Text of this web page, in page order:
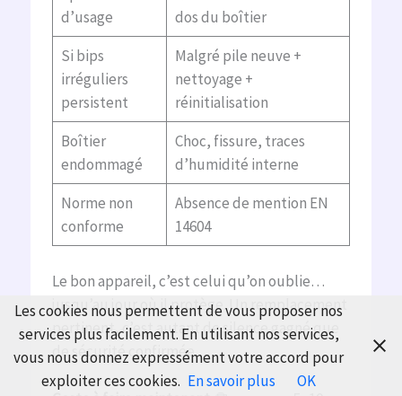
d’usage
dos du boîtier
Si bips
irréguliers
persistent
Malgré pile neuve +
nettoyage +
réinitialisation
Boîtier
endommagé
Choc, fissure, traces
d’humidité interne
Norme non
conforme
Absence de mention EN
14604
Le bon appareil, c’est celui qu’on oublie…
jusqu’au jour où il protège. Un remplacement
pertinent, c’est autant de silence gagné que
de sécurité confirmée.
Les cookies nous permettent de vous proposer nos
services plus facilement. En utilisant nos services,
vous nous donnez expressément votre accord pour
exploiter ces cookies. En savoir plus OK